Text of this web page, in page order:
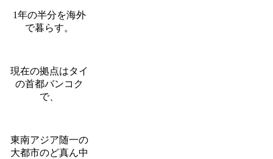
1年の半分を海外
で暮らす。
現在の拠点はタイ
の首都バンコク
で、
東南アジア随一の
大都市のど真ん中